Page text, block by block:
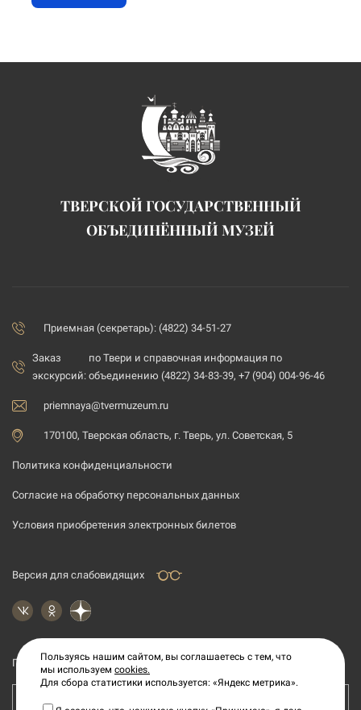
ТВЕРСКОЙ ГОСУДАРСТВЕННЫЙ
ОБЪЕДИНЁННЫЙ МУЗЕЙ
Приемная (секретарь): (4822) 34-51-27
Заказ
экскурсий:
по Твери и справочная информация по
объединению (4822) 34-83-39, +7 (904) 004-96-46
priemnaya@tvermuzeum.ru
170100, Тверская область, г. Тверь, ул. Советская, 5
Политика конфиденциальности
Согласие на обработку персональных данных
Условия приобретения электронных билетов
Версия для слабовидящих
Подпишитесь на рассылку новостей
Ваш e-mail адрес
Пользуясь нашим сайтом, вы соглашаетесь с тем, что
мы используем cookies.
Для сбора статистики используется: «Яндекс метрика».